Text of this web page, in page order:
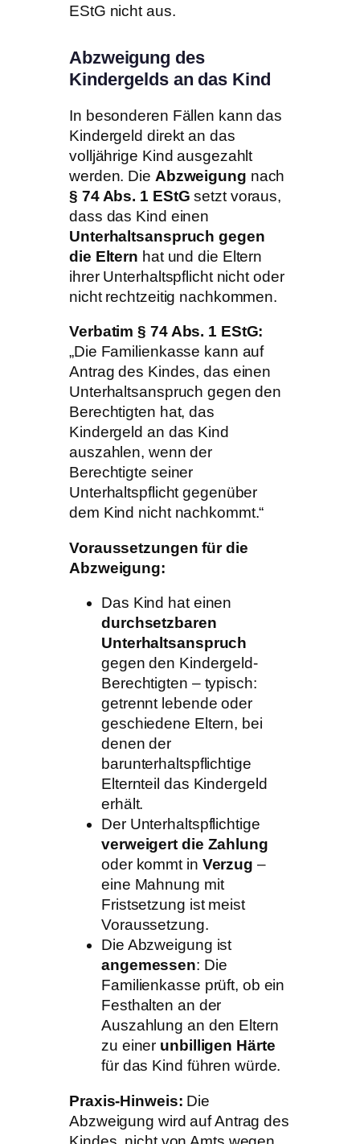
EStG nicht aus.
Abzweigung des
Kindergelds an das Kind
In besonderen Fällen kann das
Kindergeld direkt an das
volljährige Kind ausgezahlt
werden. Die Abzweigung nach
§ 74 Abs. 1 EStG setzt voraus,
dass das Kind einen
Unterhaltsanspruch gegen
die Eltern hat und die Eltern
ihrer Unterhaltspflicht nicht oder
nicht rechtzeitig nachkommen.
Verbatim § 74 Abs. 1 EStG:
„Die Familienkasse kann auf
Antrag des Kindes, das einen
Unterhaltsanspruch gegen den
Berechtigten hat, das
Kindergeld an das Kind
auszahlen, wenn der
Berechtigte seiner
Unterhaltspflicht gegenüber
dem Kind nicht nachkommt.“
Voraussetzungen für die
Abzweigung:
Das Kind hat einen
durchsetzbaren
Unterhaltsanspruch
gegen den Kindergeld-
Berechtigten – typisch:
getrennt lebende oder
geschiedene Eltern, bei
denen der
barunterhaltspflichtige
Elternteil das Kindergeld
erhält.
Der Unterhaltspflichtige
verweigert die Zahlung
oder kommt in Verzug –
eine Mahnung mit
Fristsetzung ist meist
Voraussetzung.
Die Abzweigung ist
angemessen: Die
Familienkasse prüft, ob ein
Festhalten an der
Auszahlung an den Eltern
zu einer unbilligen Härte
für das Kind führen würde.
Praxis-Hinweis: Die
Abzweigung wird auf Antrag des